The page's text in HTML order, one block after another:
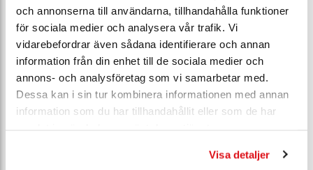
och annonserna till användarna, tillhandahålla funktioner
för sociala medier och analysera vår trafik. Vi
vidarebefordrar även sådana identifierare och annan
information från din enhet till de sociala medier och
annons- och analysföretag som vi samarbetar med.
Dessa kan i sin tur kombinera informationen med annan
information som du har tillhandahållit eller som de har
Visa detaljer